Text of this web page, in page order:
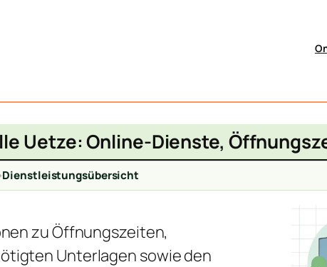
Uetze: Online-Dienste,
Dienstleistungsübersicht
zu Öffnungszeiten,
Unterlagen sowie den